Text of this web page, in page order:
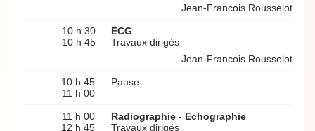
Jean-Francois Rousselot
10 h 30
10 h 45
ECG
Travaux dirigés
Jean-Francois Rousselot
10 h 45
11 h 00
Pause
11 h 00
12 h 45
Radiographie - Echographie
Travaux dirigés